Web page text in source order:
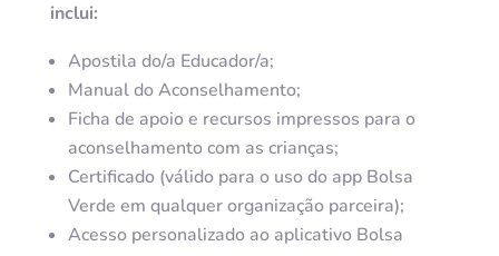
inclui:
Apostila do/a Educador/a;
Manual do Aconselhamento;
Ficha de apoio e recursos impressos para o
aconselhamento com as crianças;
Certificado (válido para o uso do app Bolsa
Verde em qualquer organização parceira);
Acesso personalizado ao aplicativo Bolsa